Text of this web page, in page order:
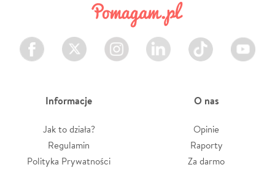
Facebook Twitter Instagram LinkedIn TikTok Youtube
Informacje
Jak to działa?
Regulamin
Polityka Prywatności
O nas
Opinie
Raporty
Za darmo